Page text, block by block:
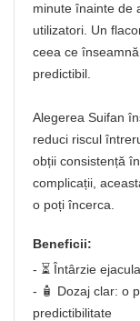
minute înainte de
utilizatori. Un
ceea ce
predictibil.
Alegerea Suifan
reduci riscul
obții consistență
complicații,
o poți încerca.
Beneficii:
- ⏳ Întârzie
- 🧴 Dozaj clar: o
predictibilitate